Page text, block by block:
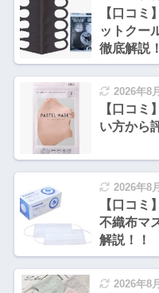
【口コミ
ットクー
徹底解説
2026年8
【口コミ
い方から
2026年8
【口コ
不織布マ
解説！！
2026年8